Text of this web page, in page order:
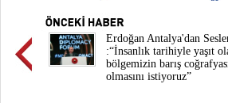
Erdoğan Antalya'dan
:“İnsanlık tarihiyle yaşıt
bölgemizin barış
olmasını istiyoruz”